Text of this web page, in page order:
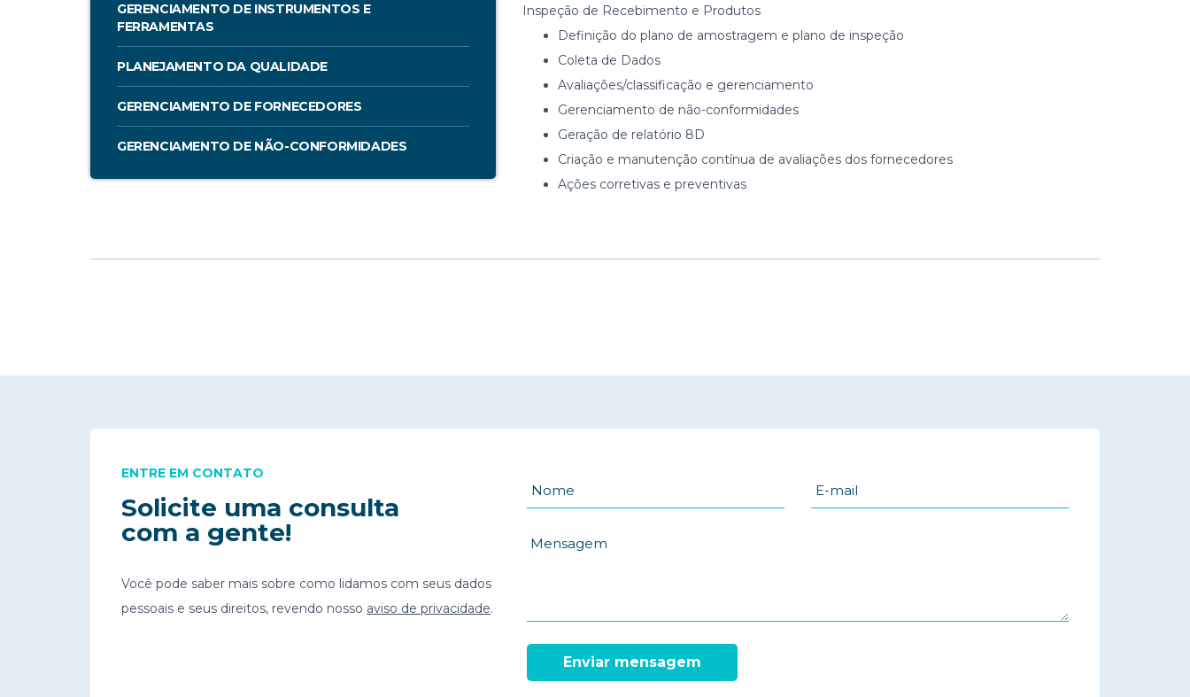
GERENCIAMENTO DE INSTRUMENTOS E
FERRAMENTAS
PLANEJAMENTO DA QUALIDADE
GERENCIAMENTO DE FORNECEDORES
GERENCIAMENTO DE NÃO-CONFORMIDADES
Inspeção de Recebimento e Produtos
Definição do plano de amostragem e plano de inspeção
Coleta de Dados
Avaliações/classificação e gerenciamento
Gerenciamento de não-conformidades
Geração de relatório 8D
Criação e manutenção contínua de avaliações dos fornecedores
Ações corretivas e preventivas
ENTRE EM CONTATO
Solicite uma consulta
com a gente!
Você pode saber mais sobre como lidamos com seus dados
pessoais e seus direitos, revendo nosso aviso de privacidade.